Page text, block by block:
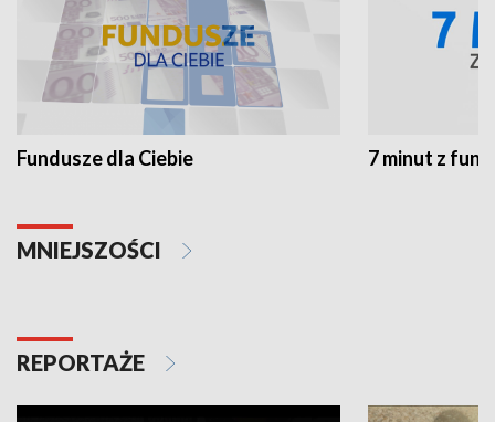
Fundusze dla Ciebie 7 minut z
MNIEJSZOŚCI
REPORTAŻE